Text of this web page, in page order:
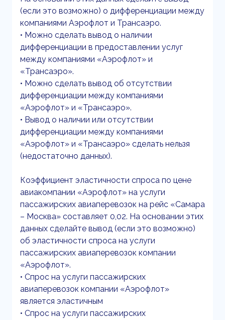
(если это возможно) о дифференциации между
компаниями Аэрофлот и Трансаэро.
• Можно сделать вывод о наличии
дифференциации в предоставлении услуг
между компаниями «Аэрофлот» и
«Трансаэро».
• Можно сделать вывод об отсутствии
дифференциации между компаниями
«Аэрофлот» и «Трансаэро».
• Вывод о наличии или отсутствии
дифференциации между компаниями
«Аэрофлот» и «Трансаэро» сделать нельзя
(недостаточно данных).
Коэффициент эластичности спроса по цене
авиакомпании «Аэрофлот» на услуги
пассажирских авиаперевозок на рейс «Самара
– Москва» составляет 0,02. На основании этих
данных сделайте вывод (если это возможно)
об эластичности спроса на услуги
пассажирских авиаперевозок компании
«Аэрофлот».
• Спрос на услуги пассажирских
авиаперевозок компании «Аэрофлот»
является эластичным
• Спрос на услуги пассажирских